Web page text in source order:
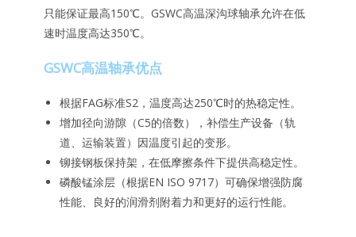
只能保证最高150℃。GSWC高温深沟球轴承允许在低
速时温度高达350℃。
GSWC高温轴承优点
根据FAG标准S2，温度高达250℃时的热稳定性。
增加径向游隙（C5的倍数），补偿生产设备（轨
道、运输装置）因温度引起的变形。
铆接钢板保持架，在低摩擦条件下提供高稳定性。
磷酸锰涂层（根据EN ISO 9717）可确保增强防腐
性能、良好的润滑剂附着力和更好的运行性能。